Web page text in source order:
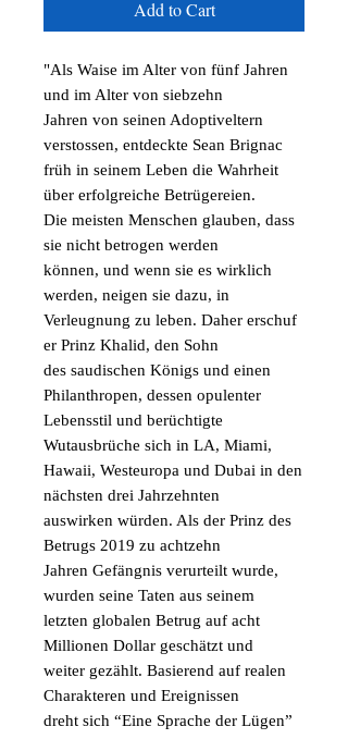
Add to Cart
"Als Waise im Alter von fünf Jahren
und im Alter von siebzehn
Jahren von seinen Adoptiveltern
verstossen, entdeckte Sean Brignac
früh in seinem Leben die Wahrheit
über erfolgreiche Betrügereien.
Die meisten Menschen glauben, dass
sie nicht betrogen werden
können, und wenn sie es wirklich
werden, neigen sie dazu, in
Verleugnung zu leben. Daher erschuf
er Prinz Khalid, den Sohn
des saudischen Königs und einen
Philanthropen, dessen opulenter
Lebensstil und berüchtigte
Wutausbrüche sich in LA, Miami,
Hawaii, Westeuropa und Dubai in den
nächsten drei Jahrzehnten
auswirken würden. Als der Prinz des
Betrugs 2019 zu achtzehn
Jahren Gefängnis verurteilt wurde,
wurden seine Taten aus seinem
letzten globalen Betrug auf acht
Millionen Dollar geschätzt und
weiter gezählt. Basierend auf realen
Charakteren und Ereignissen
dreht sich “Eine Sprache der Lügen”